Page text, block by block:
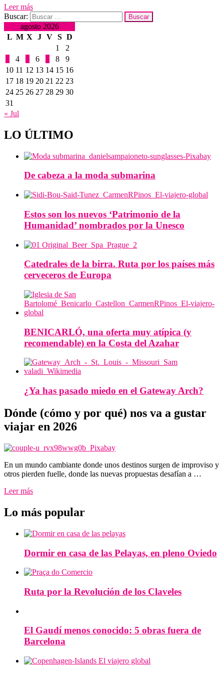
Leer más
Buscar:
agosto 2026
L M X J V S D
1
2
4 6 8
9
10 11 12 13 14 15 16
17 18 19 20 21 22 23
24 25 26 27 28 29 30
31
« Jul
LO ÚLTIMO
De cabeza a la moda submarina
Estos son los nuevos ‘Patrimonio de la
Humanidad’ nombrados por la Unesco
Catedrales de la birra. Ruta por los países más
cerveceros de Europa
BENICARLÓ, una oferta muy atípica (y
recomendable) en la Costa del Azahar
¿Ya has pasado miedo en el Gateway Arch?
Dónde (cómo y por qué) nos va a gustar
viajar en 2026
En un mundo cambiante donde unos destinos surgen de improviso y
otros pierden fuelle, donde las nuevas propuestas desafían a …
Leer más
Lo más popular
Dormir en casa de las Pelayas, en pleno Oviedo
Ruta por la Revolución de los Claveles
El Gaudí menos conocido: 5 obras fuera de
Barcelona